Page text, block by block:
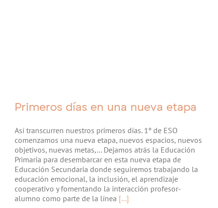
Primeros días en una nueva etapa
Así transcurren nuestros primeros días. 1º de ESO
comenzamos una nueva etapa, nuevos espacios, nuevos
objetivos, nuevas metas,... Dejamos atrás la Educación
Primaria para desembarcar en esta nueva etapa de
Educación Secundaria donde seguiremos trabajando la
educación emocional, la inclusión, el aprendizaje
cooperativo y fomentando la interacción profesor-
alumno como parte de la línea [...]